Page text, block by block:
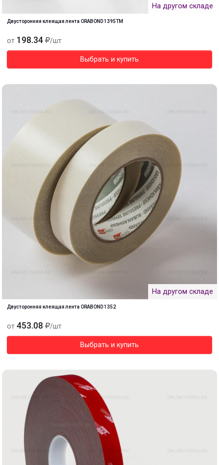
На другом складе
Двусторонняя клеящая лента ORABOND 1395TM
от 198.34 /шт
Выбрать и купить
На другом складе
Двусторонняя клеящая лента ORABOND 1352
от 453.08 /шт
Выбрать и купить